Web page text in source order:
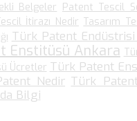
Belgeler Patent Tescil
İtirazı Nedir Tasarım
Türk Patent
Enstitüsü Ankara
Ücretler Türk Patent
Nedir Türk
Bilgi